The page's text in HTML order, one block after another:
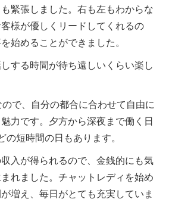
緊張しました。右も左もわからな
様が優しくリードしてくれるの
始めることができました。
する時間が待ち遠しいくらい楽し
で、自分の都合に合わせて自由に
力です。夕方から深夜まで働く日
の短時間の日もあります。
入が得られるので、金銭的にも気
れました。チャットレディを始め
増え、毎日がとても充実していま